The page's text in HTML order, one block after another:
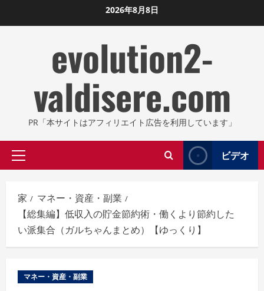
ン
2026年8月8日
evolution2-
valdisere.com
PR「本サイトはアフィリエイト広告を利用しています」
プ
イ
マ
リ
メ
ニ
ー
ビデオ
家
マネー・資産・副業
【総集編】低収入の貯金節約術・働くより節約した
い派集合（ガルちゃんまとめ）【ゆっくり】
マネー・資産・副業